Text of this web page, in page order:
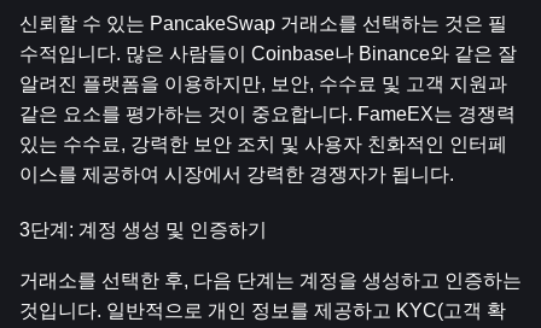
신뢰할 수 있는 PancakeSwap 거래소를 선택하는 것은 필
수적입니다. 많은 사람들이 Coinbase나 Binance와 같은 잘
알려진 플랫폼을 이용하지만, 보안, 수수료 및 고객 지원과
같은 요소를 평가하는 것이 중요합니다. FameEX는 경쟁력
있는 수수료, 강력한 보안 조치 및 사용자 친화적인 인터페
이스를 제공하여 시장에서 강력한 경쟁자가 됩니다.
3단계: 계정 생성 및 인증하기
거래소를 선택한 후, 다음 단계는 계정을 생성하고 인증하는
것입니다. 일반적으로 개인 정보를 제공하고 KYC(고객 확